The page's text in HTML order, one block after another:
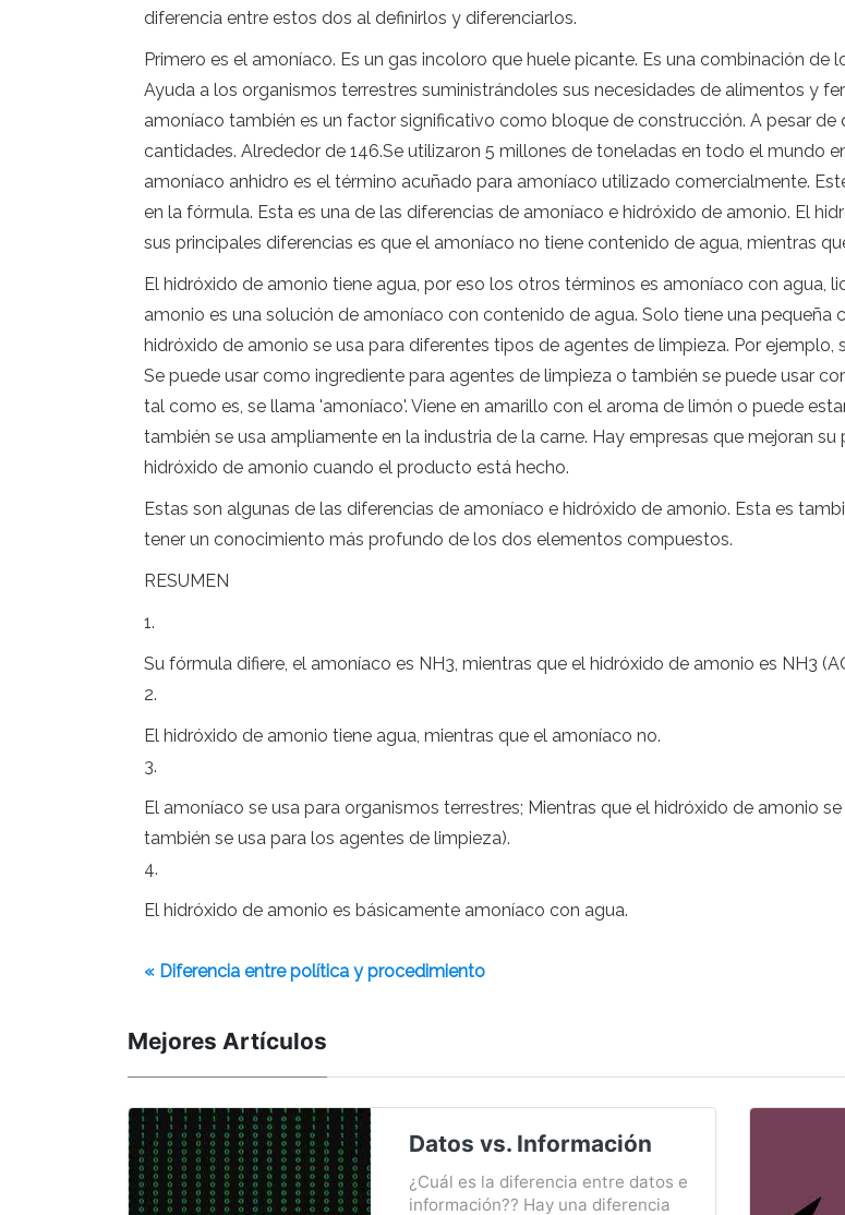
diferencia entre estos dos al definirlos y diferenciarlos.
Primero es el amoníaco. Es un gas incoloro que huele picante. Es una combinación
Ayuda a los organismos terrestres suministrándoles sus necesidades de alimentos y
amoníaco también es un factor significativo como bloque de construcción. A pesar de
cantidades. Alrededor de 146.Se utilizaron 5 millones de toneladas en todo el mundo
amoníaco anhidro es el término acuñado para amoníaco utilizado comercialmente.
en la fórmula. Esta es una de las diferencias de amoníaco e hidróxido de amonio. El
sus principales diferencias es que el amoníaco no tiene contenido de agua, mientras
El hidróxido de amonio tiene agua, por eso los otros términos es amoníaco con agua,
amonio es una solución de amoníaco con contenido de agua. Solo tiene una pequeña
hidróxido de amonio se usa para diferentes tipos de agentes de limpieza. Por
Se puede usar como ingrediente para agentes de limpieza o también se puede usar
tal como es, se llama 'amoníaco'. Viene en amarillo con el aroma de limón o puede
también se usa ampliamente en la industria de la carne. Hay empresas que mejoran
hidróxido de amonio cuando el producto está hecho.
Estas son algunas de las diferencias de amoníaco e hidróxido de amonio. Esta es
tener un conocimiento más profundo de los dos elementos compuestos.
RESUMEN
1.
Su fórmula difiere, el amoníaco es NH3, mientras que el hidróxido de amonio es NH3
2.
El hidróxido de amonio tiene agua, mientras que el amoníaco no.
3.
El amoníaco se usa para organismos terrestres; Mientras que el hidróxido de amonio
también se usa para los agentes de limpieza).
4.
El hidróxido de amonio es básicamente amoníaco con agua.
« Diferencia entre política y procedimiento
Mejores Artículos
Datos vs. Información
¿Cuál es la diferencia entre datos e
información?? Hay una diferencia